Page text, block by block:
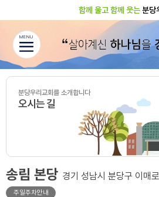
함께 울고 함께 웃는분당
MENU
오시는 길
분당우리교회를 소개합니다
송림 본당 경기 성남시 분당구 이매
주일주차안내